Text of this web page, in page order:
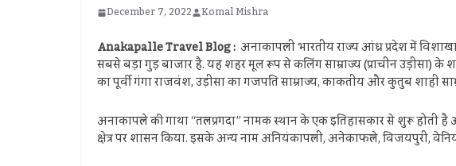
December 7, 2022 Komal Mishra
Anakapalle Travel Blog : अनाकापल्ली भारतीय राज्य आंध्र प्रदेश में
सबसे बड़ा गुड़ बाजार है. यह शहर मूल रूप से कलिंग साम्राज्य (प्राचीन उड़ीसा) के
का पूर्वी गंगा राजवंश, उड़ीसा का गजपति साम्राज्य, काकतीय और कुतुब
अनाकापल्ले की गाथा “तल्लप्रगदा” नामक स्थान के एक इतिहासकार से शुरू
क्षेत्र पर शासन किया. इसके अन्य नाम अनियंकापल्ली, अनेकाफल्ले, विजयपुरी,